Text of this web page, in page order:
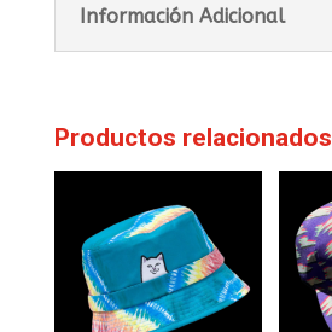
Información Adicional
Productos relacionados